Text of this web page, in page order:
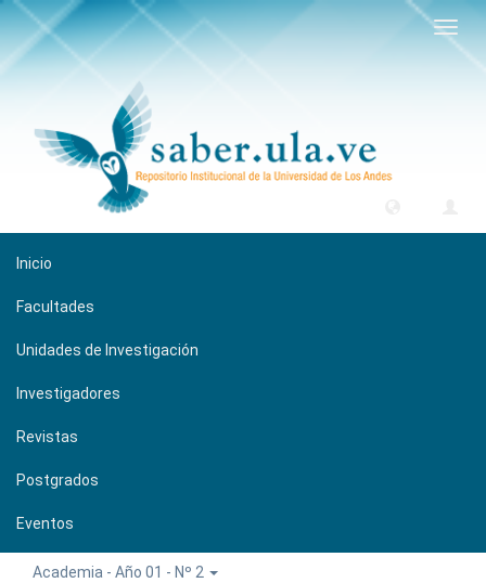
Inicio
Facultades
Unidades de Investigación
Investigadores
Revistas
Postgrados
Eventos
Academia - Año 01 - Nº 2